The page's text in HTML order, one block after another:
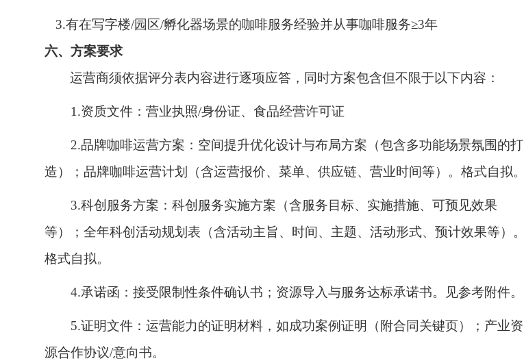
3.有在写字楼/园区/孵化器场景的咖啡服务经验并从事咖啡服务≥3年
六、方案要求
运营商须依据评分表内容进行逐项应答，同时方案包含但不限于以下内容：
1.资质文件：营业执照/身份证、食品经营许可证
2.品牌咖啡运营方案：空间提升优化设计与布局方案（包含多功能场景氛围的打
造）；品牌咖啡运营计划（含运营报价、菜单、供应链、营业时间等）。格式自拟。
3.科创服务方案：科创服务实施方案（含服务目标、实施措施、可预见效果
等）；全年科创活动规划表（含活动主旨、时间、主题、活动形式、预计效果等）。
格式自拟。
4.承诺函：接受限制性条件确认书；资源导入与服务达标承诺书。见参考附件。
5.证明文件：运营能力的证明材料，如成功案例证明（附合同关键页）；产业资
源合作协议/意向书。